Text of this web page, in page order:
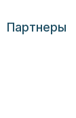
Партнеры